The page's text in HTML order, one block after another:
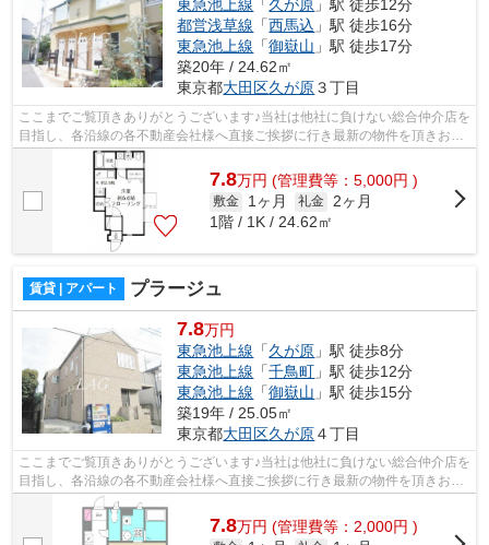
東急池上線 「 久が原 」駅 徒歩12分
都営浅草線 「西馬込 」駅 徒歩16分
東急池上線 「御嶽山 」駅 徒歩17分
築20年 / 24.62㎡
東京都大田区久が原３丁目
ここまでご覧頂きありがとうございます♪当社は他社に負けない総合仲介店を
目指し、各沿線の各不動産会社様へ直接ご挨拶に行き最新の物件を頂きお客
様へ提供しております！最新の情報は...
7.8万円 (管理費等：5,000円 )
敷金 1ヶ月 礼金 2ヶ月
1階 / 1K / 24.62㎡
賃貸 | アパート プラージュ
7.8万円
東急池上線 「久が原 」駅 徒歩8分
東急池上線 「千鳥町 」駅 徒歩12分
東急池上線 「御嶽山 」駅 徒歩15分
築19年 / 25.05㎡
東京都大田区久が原４丁目
ここまでご覧頂きありがとうございます♪当社は他社に負けない総合仲介店を
目指し、各沿線の各不動産会社様へ直接ご挨拶に行き最新の物件を頂きお客
様へ提供しております！最新の情報は...
7.8万円 (管理費等：2,000円 )